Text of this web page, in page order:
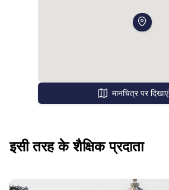
मानचित्र पर दिखाएं
इसी तरह के शैक्षिक प्रदाता